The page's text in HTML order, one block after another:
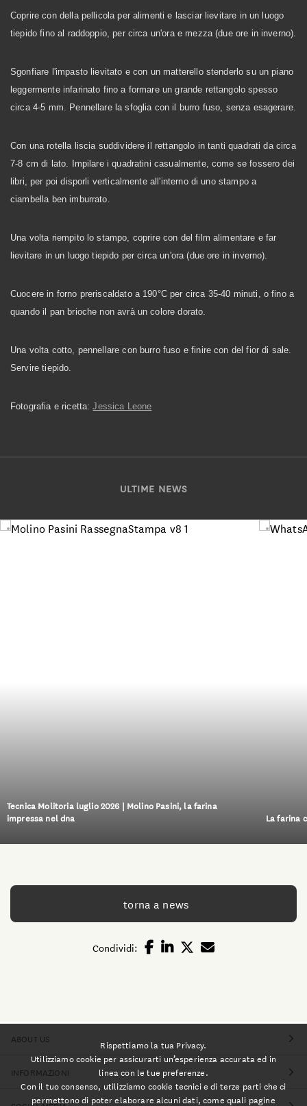
Coprire con della pellicola per alimenti e lasciar lievitare in un luogo
tiepido fino al raddoppio, per circa un'ora e mezza (due ore in inverno).
Sgonfiare l'impasto lievitato e con un matterello stenderlo su un piano
leggermente infarinato fino a formare un grande rettangolo spesso
circa 4-5 mm. Pennellare la sfoglia con il burro fuso, senza esagerare.
Con una rotella liscia suddividere il rettangolo in tanti quadrati da circa
7-8 cm di lato. Impilare i quadratini casualmente, come se fossero dei
libri, per poi disporli verticalmente all'interno di uno stampo a
ciambella ben imburrato.
Una volta riempito lo stampo, coprire con del film alimentare e far
lievitare in un luogo tiepido per circa un'ora (due ore in inverno).
Cuocere in forno preriscaldato a 190°C per circa 35-40 minuti, o fino a
quando il pan brioche non avrà un colore dorato.
Una volta cotto, pennellare con burro fuso e finire con del fior di sale.
Servire tiepido.
Fotografia e ricetta:Jessica Leone
ULTIME NEWS
Tecnica Molitoria luglio 2026 | Molino Pasini, la farina
impressa nel dna
La farina
torna a news
Condividi:
ABOUT US
INFORMAZIONI
Rispettiamo la tua Privacy.
Utilizziamo cookie per assicurarti un’esperienza accurata ed in
linea con le tue preferenze.
Con il tuo consenso, utilizziamo cookie tecnici e di terze parti che ci
permettono di poter elaborare alcuni dati, come quali pagine